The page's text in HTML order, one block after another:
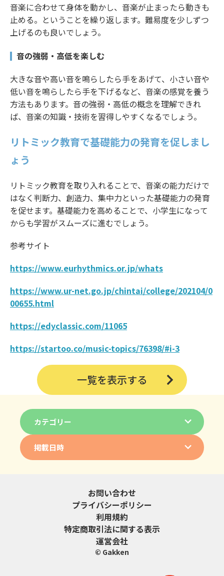
音楽に合わせて身体を動かし、音楽が止まったら動きも
止める。ということを繰り返します。難易度を少しずつ
上げるのも良いでしょう。
音の強弱・高低を楽しむ
大きな音や高い音を鳴らしたら手をあげて、小さい音や
低い音を鳴らしたら手を下げるなど、音楽の感覚を養う
方法もあります。音の強弱・高低の概念を理解できれ
ば、音楽の知識・技術を習得しやすくなるでしょう。
リトミック教育で基礎能力の発育を促しまし
ょう
リトミック教育を取り入れることで、音楽の能力だけで
はなく判断力、創造力、集中力といった基礎能力の発育
を促せます。基礎能力を高めることで、小学生になって
からも学習がスムーズに進むでしょう。
参考サイト
https://www.eurhythmics.or.jp/whats
https://www.ur-net.go.jp/chintai/college/202104/0
00655.html
https://edyclassic.com/11065
https://startoo.co/music-topics/76398/#i-3
一覧を表示する
カテゴリー
掲載日時
お問い合わせ
プライバシーポリシー
利用規約
特定商取引法に関する表示
運営会社
© Gakken